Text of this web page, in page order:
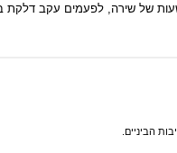
של שירה, לפעמים עקב דלקת